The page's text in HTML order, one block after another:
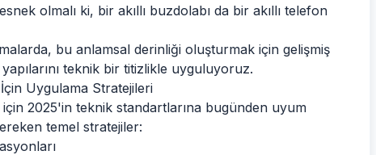
olmalı ki, bir akıllı buzdolabı da bir akıllı telefon
bu anlamsal derinliği oluşturmak için gelişmiş
teknik bir titizlikle uyguluyoruz.
Uygulama Stratejileri
2025'in teknik standartlarına bugünden uyum
temel stratejiler: